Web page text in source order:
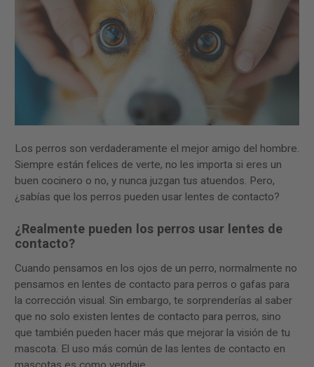
Los perros son verdaderamente el mejor amigo del hombre.
Siempre están felices de verte, no les importa si eres un
buen cocinero o no, y nunca juzgan tus atuendos. Pero,
¿sabías que los perros pueden usar lentes de contacto?
¿Realmente pueden los perros usar lentes de
contacto?
Cuando pensamos en los ojos de un perro, normalmente no
pensamos en lentes de contacto para perros o gafas para
la corrección visual. Sin embargo, te sorprenderías al saber
que no solo existen lentes de contacto para perros, sino
que también pueden hacer más que mejorar la visión de tu
mascota. El uso más común de las lentes de contacto en